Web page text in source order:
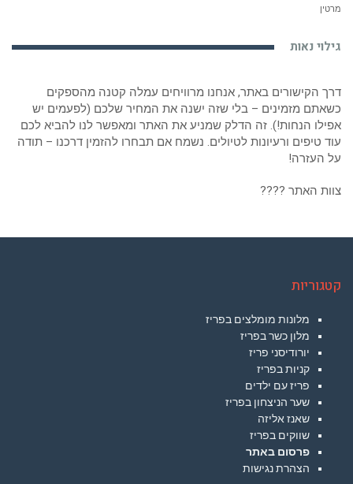
מרטין
גילוי נאות
דרך הקישורים באתר, אנחנו מרוויחים עמלה קטנה מהספקים
כשאתם מזמינים – בלי שזה ישנה את המחיר שלכם (לפעמים יש
אפילו הנחות!). זה הדלק שמניע את האתר ומאפשר לנו להביא לכם
עוד טיפים ורעיונות לטיולים. נשמח אם תבחרו להזמין דרכנו – תודה
על העזרה!
צוות האתר ????
קטגוריות
מלונות מומלצים בפריז
מלון כשר בפריז
יורודיסני פריז
קניות בפריז
פריז עם ילדים
שער הניצחון בפריז
שאנז אליזה
שווקים בפריז
פרסום באתר
הצהרת נגישות